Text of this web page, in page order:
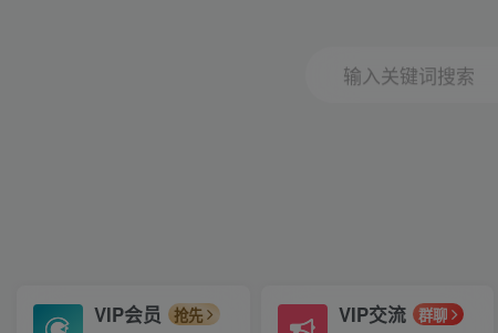
输入关键词搜索
VIP会员 抢先 VIP交流 群聊